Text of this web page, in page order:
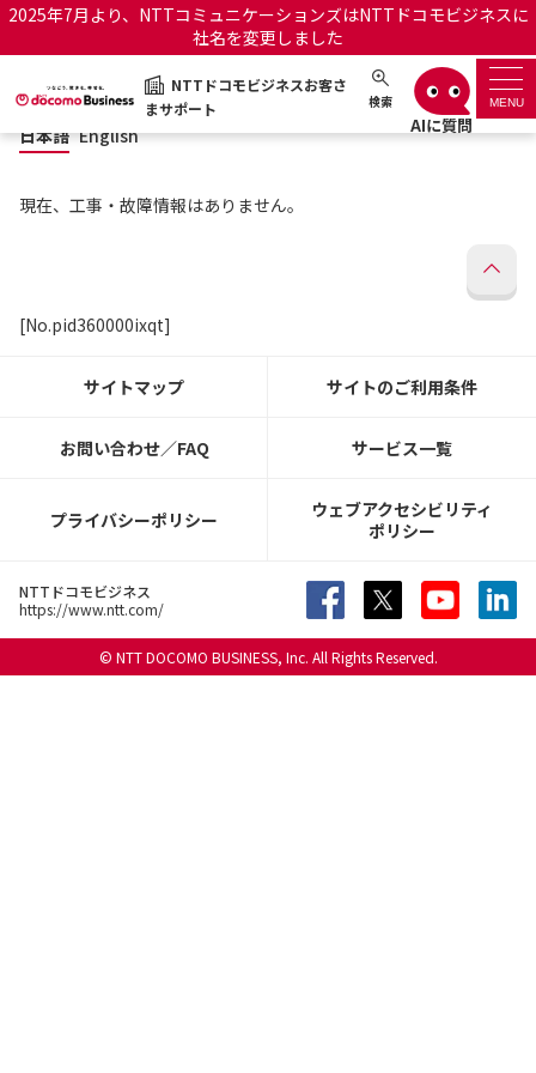
2025年7月より、NTTコミュニケーションズはNTTドコモビジネスに
社名を変更しました
NTTドコモビジネスお客さ
まサポート
検索 MENU
NTTドコモビジネスお客さまサポート 日本語 English
サポートトップ
サービス名から探す
日本語 English
現在、工事・故障情報はありません。
[No.pid360000ixqt]
サイトマップ サイトのご利用条件
お問い合わせ／FAQ サービス一覧
プライバシーポリシー
ウェブアクセシビリティ
ポリシー
NTTドコモビジネス
https://www.ntt.com/
© NTT DOCOMO BUSINESS, Inc. All Rights Reserved.